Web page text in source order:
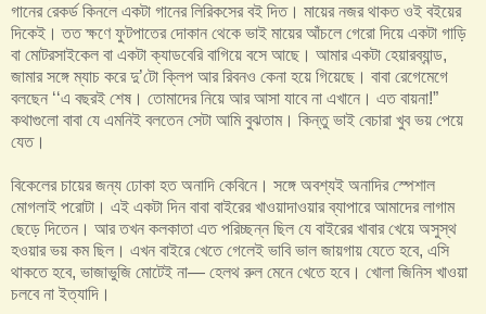
গানের রেকর্ড কিনলে একটা গানের লিরিকসের বই দিত। মায়ের নজর থাকত ওই বইয়ের
দিকেই। তত ক্ষণে ফুটপাতের দোকান থেকে ভাই মায়ের আঁচলে গেরো দিয়ে একটা গাড়ি
বা মোটরসাইকেল বা একটা ক্যাডবেরি বাগিয়ে বসে আছে। আমার একটা হেয়ারব্যান্ড,
জামার সঙ্গে ম্যাচ করে দু’টো ক্লিপ আর রিবনও কেনা হয়ে গিয়েছে। বাবা রেগেমেগে
বলছেন ‘‘এ বছরই শেষ। তোমাদের নিয়ে আর আসা যাবে না এখানে। এত বায়না!”
কথাগুলো বাবা যে এমনিই বলতেন সেটা আমি বুঝতাম। কিন্তু ভাই বেচারা খুব ভয় পেয়ে
যেত।
বিকেলের চায়ের জন্য ঢোকা হত অনাদি কেবিনে। সঙ্গে অবশ্যই অনাদির স্পেশাল
মোগলাই পরোটা। এই একটা দিন বাবা বাইরের খাওয়াদাওয়ার ব্যাপারে আমাদের লাগাম
ছেড়ে দিতেন। আর তখন কলকাতা এত পরিচ্ছন্ন ছিল যে বাইরের খাবার খেয়ে অসুস্থ
হওয়ার ভয় কম ছিল। এখন বাইরে খেতে গেলেই ভাবি ভাল জায়গায় যেতে হবে, এসি
থাকতে হবে, ভাজাভুজি মোটেই না— হেলথ রুল মেনে খেতে হবে। খোলা জিনিস খাওয়া
চলবে না ইত্যাদি।